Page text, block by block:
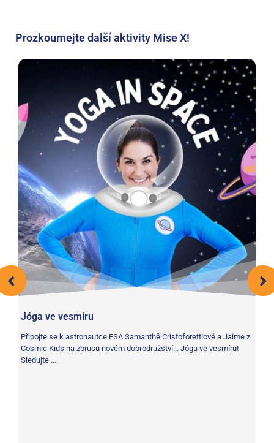
Prozkoumejte další aktivity Mise X!
Jóga ve vesmíru
Připojte se k astronautce ESA Samanthě Cristoforettiové a Jaime z
Cosmic Kids na zbrusu novém dobrodružství... Jóga ve vesmíru!
Sledujte ...